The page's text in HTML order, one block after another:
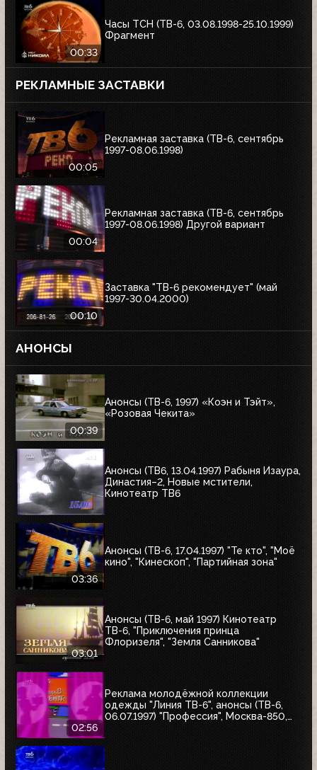
00:33
Часы ТСН (ТВ-6, 03.08.1998-25.10.1999)
Фрагмент
РЕКЛАМНЫЕ ЗАСТАВКИ
00:05
Рекламная заставка (ТВ-6, сентябрь
1997-08.06.1998)
00:04
Рекламная заставка (ТВ-6, сентябрь
1997-08.06.1998) Другой вариант
00:10
Заставка "ТВ-6 рекомендует" (май
1997-30.04.2000)
АНОНСЫ
00:39
Анонсы (ТВ-6, 1997) «Коэн и Тэйт»,
«Розовая Чекита»
Анонсы (ТВ6, 13.04.1997) Рабыня Изаура,
Династия–2, Новые мстители,
Кинотеатр ТВ6
03:36
Анонсы (ТВ-6, 17.04.1997) "Те кто", "Моё
кино", "Кинескоп", "Партийная зона"
03:01
Анонсы (ТВ-6, май 1997) Кинотеатр
ТВ-6, "Приключения принца
Флоризеля", "Земля Санникова"
02:56
Реклама молодёжной коллекции
одежды "Линия ТВ-6", анонсы (ТВ-6,
06.07.1997) "Профессия", Москва-850,